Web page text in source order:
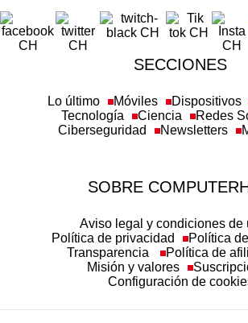
SECCIONES
Lo último Móviles Dispositivos
Tecnología
Ciencia
Redes
Ciberseguridad
Newsletters
SOBRE
Aviso legal y condiciones de
Política de privacidad
Política
Transparencia
Política de
Misión y valores
Configuración de